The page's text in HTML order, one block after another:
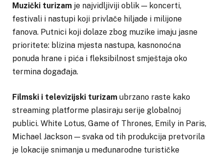
Muzički turizam je najvidljiviji oblik — koncerti,
festivali i nastupi koji privlače hiljade i milijone
fanova. Putnici koji dolaze zbog muzike imaju jasne
prioritete: blizina mjesta nastupa, kasnonoćna
ponuda hrane i pića i fleksibilnost smještaja oko
termina događaja.
Filmski i televizijski turizam ubrzano raste kako
streaming platforme plasiraju serije globalnoj
publici. White Lotus, Game of Thrones, Emily in Paris,
Michael Jackson — svaka od tih produkcija pretvorila
je lokacije snimanja u međunarodne turističke